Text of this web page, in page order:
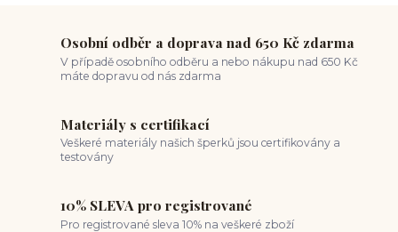
Osobní odběr a doprava nad 650 Kč zdarma
V případě osobního odběru a nebo nákupu nad 650 Kč
máte dopravu od nás zdarma
Materiály s certifikací
Veškeré materiály našich šperků jsou certifikovány a
testovány
10% SLEVA pro registrované
Pro registrované sleva 10% na veškeré zboží